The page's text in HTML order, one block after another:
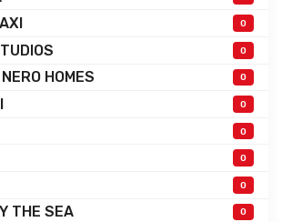
0
0
HOMES 0
0
0
0
0
THE SEA 0